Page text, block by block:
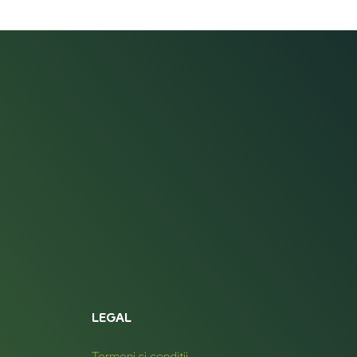
LEGAL